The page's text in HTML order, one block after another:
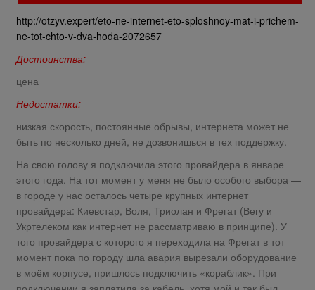
http://otzyv.expert/eto-ne-internet-eto-sploshnoy-mat-i-prichem-
ne-tot-chto-v-dva-hoda-2072657
Достоинства:
цена
Недостатки:
низкая скорость, постоянные обрывы, интернета может не
быть по несколько дней, не дозвонишься в тех поддержку.
На свою голову я подключила этого провайдера в январе
этого года. На тот момент у меня не было особого выбора —
в городе у нас осталось четыре крупных интернет
провайдера: Киевстар, Воля, Триолан и Фрегат (Вегу и
Укртелеком как интернет не рассматриваю в принципе). У
того провайдера с которого я переходила на Фрегат в тот
момент пока по городу шла авария вырезали оборудование
в моём корпусе, пришлось подключить «кораблик». При